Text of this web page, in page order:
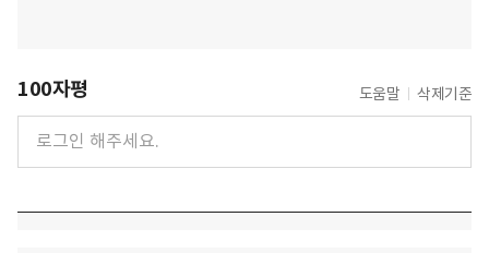
100자평 도움말 삭제기준